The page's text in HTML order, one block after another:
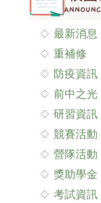
最新消息
重補修
防疫資訊
前中之光
研習資訊
競賽活動
營隊活動
獎助學金
考試資訊